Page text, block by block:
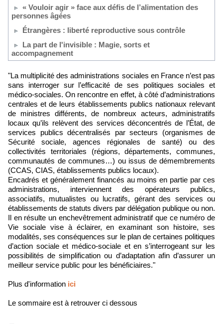
« Vouloir agir » face aux défis de l’alimentation des
personnes âgées
Étrangères : liberté reproductive sous contrôle
La part de l'invisible : Magie, sorts et
accompagnement
"La multiplicité des administrations sociales en France n’est pas
sans interroger sur l’efficacité de ses politiques sociales et
médico-sociales. On rencontre en effet, à côté d’administrations
centrales et de leurs établissements publics nationaux relevant
de ministres différents, de nombreux acteurs, administratifs
locaux qu’ils relèvent des services déconcentrés de l’État, de
services publics décentralisés par secteurs (organismes de
Sécurité sociale, agences régionales de santé) ou des
collectivités territoriales (régions, départements, communes,
communautés de communes…) ou issus de démembrements
(CCAS, CIAS, établissements publics locaux).
Encadrés et généralement financés au moins en partie par ces
administrations, interviennent des opérateurs publics,
associatifs, mutualistes ou lucratifs, gérant des services ou
établissements de statuts divers par délégation publique ou non.
Il en résulte un enchevêtrement administratif que ce numéro de
Vie sociale vise à éclairer, en examinant son histoire, ses
modalités, ses conséquences sur le plan de certaines politiques
d’action sociale et médico-sociale et en s’interrogeant sur les
possibilités de simplification ou d’adaptation afin d’assurer un
meilleur service public pour les bénéficiaires."
Plus d'information ici
Le sommaire est à retrouver ci dessous